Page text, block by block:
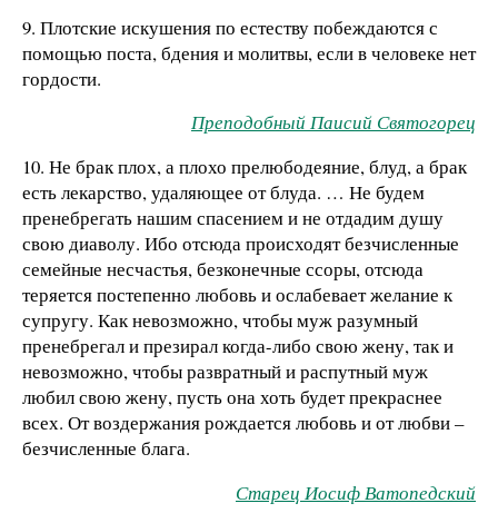
9. Плотские искушения по естеству побеждаются с
помощью поста, бдения и молитвы, если в человеке нет
гордости.
Преподобный Паисий Святогорец
10. Не брак плох, а плохо прелюбодеяние, блуд, а брак
есть лекарство, удаляющее от блуда. … Не будем
пренебрегать нашим спасением и не отдадим душу
свою диаволу. Ибо отсюда происходят безчисленные
семейные несчастья, безконечные ссоры, отсюда
теряется постепенно любовь и ослабевает желание к
супругу. Как невозможно, чтобы муж разумный
пренебрегал и презирал когда-либо свою жену, так и
невозможно, чтобы развратный и распутный муж
любил свою жену, пусть она хоть будет прекраснее
всех. От воздержания рождается любовь и от любви –
безчисленные блага.
Старец Иосиф Ватопедский